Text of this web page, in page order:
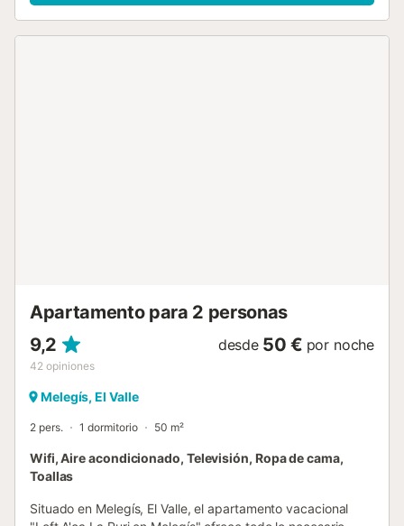
El alojamiento ofrece Wi-Fi y toallas. Las habitaciones
Apartamento para 2 personas
9,2
42 opiniones
desde 50 € por noche
Melegís, El Valle
2 pers. 1 dormitorio 50 m²
Wifi, Aire acondicionado, Televisión, Ropa de cama,
Toallas
Situado en Melegís, El Valle, el apartamento vacacional